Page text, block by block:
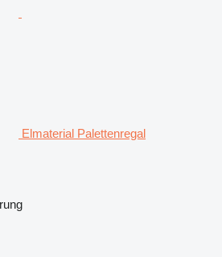
Elmaterial Palettenregal